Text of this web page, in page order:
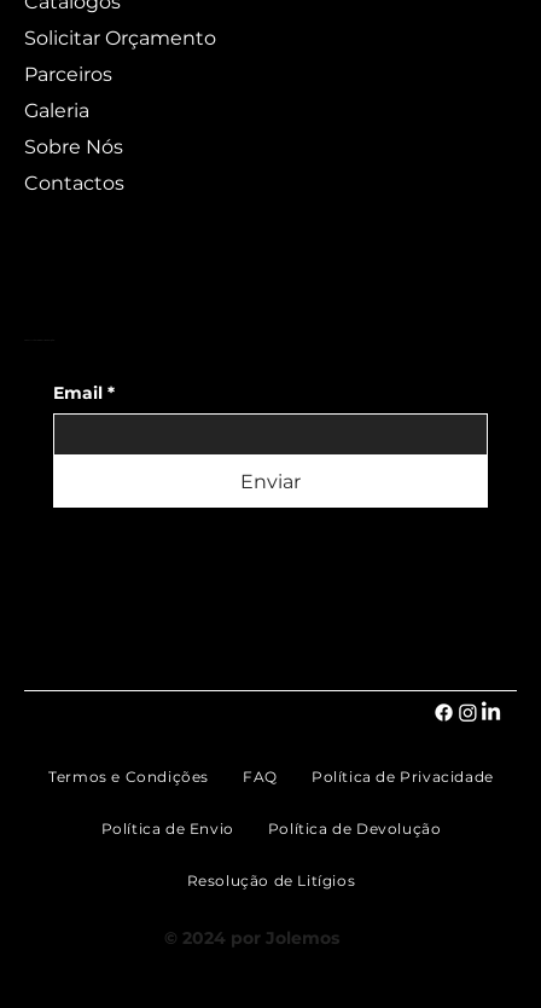
Solicitar Orçamento
Parceiros
Galeria
Sobre Nós
Contactos
Email *
Enviar
© 2024 por Jolemos
Termos e Condições FAQ Política de Privacidade
Política de Envio Política de Devolução
Resolução de Litígios